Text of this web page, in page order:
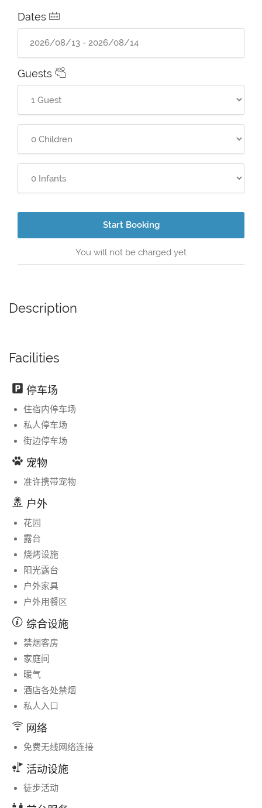
Dates
Guests
Start Booking
You will not be charged yet
Description
Facilities
停车场
住宿内停车场
私人停车场
街边停车场
宠物
准许携带宠物
户外
花园
露台
烧烤设施
阳光露台
户外家具
户外用餐区
综合设施
禁烟客房
家庭间
暖气
酒店各处禁烟
私人入口
网络
免费无线网络连接
活动设施
徒步活动